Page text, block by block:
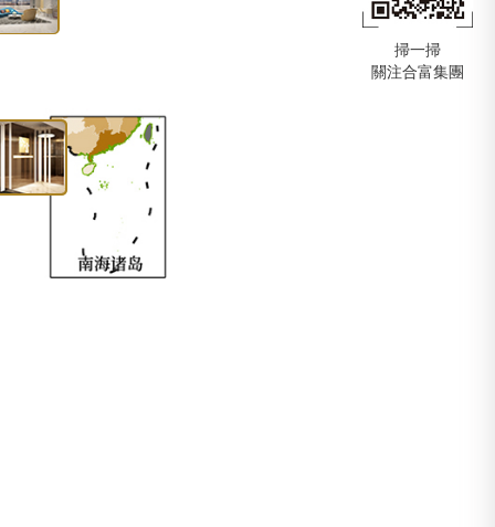
會長
營部總經理
掃一掃
關注合富集團